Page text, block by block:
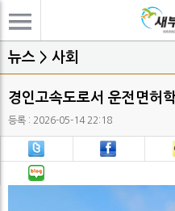
뉴스 > 사회
경인고속도로서 운전면허
등록 : 2026-05-14 22:18